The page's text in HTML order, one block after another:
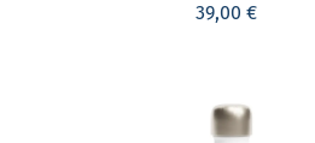
39,00 €